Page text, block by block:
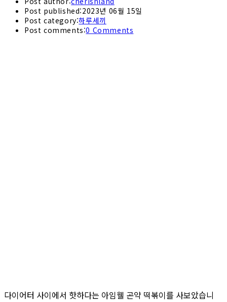
Post published:2023년 06월 15일
Post category:하루세끼
Post comments:0 Comments
다이어터 사이에서 핫하다는 아임웰 곤약 떡볶이를 사보았습니